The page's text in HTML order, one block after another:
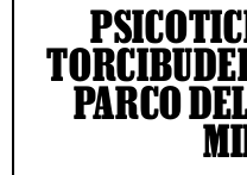
PARCO